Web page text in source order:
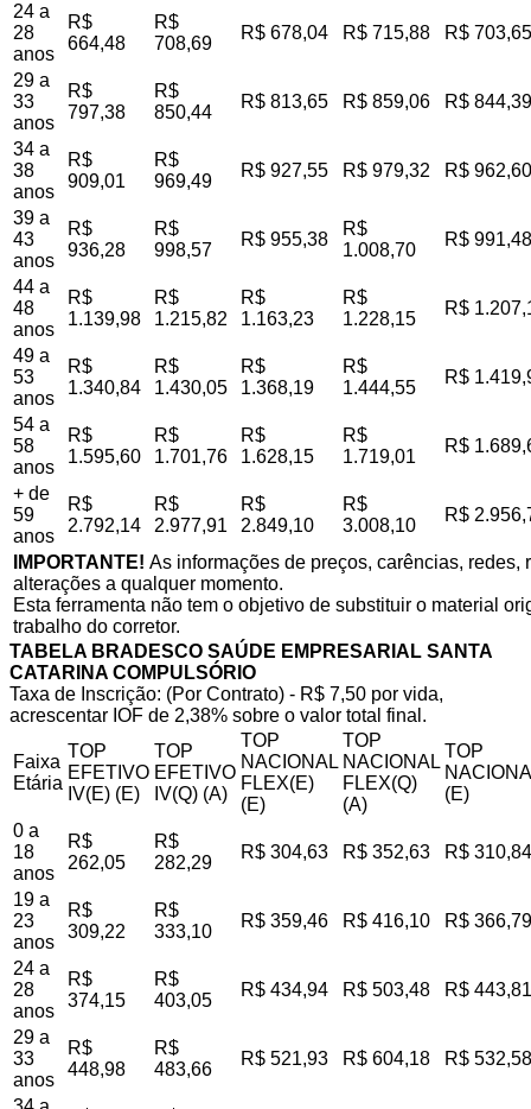
24 a
28
anos
R$
664,48
R$
708,69
R$ 678,04 R$ 715,88 R$ 703,65
29 a
33
anos
R$
797,38
R$
850,44
R$ 813,65 R$ 859,06 R$ 844,39
34 a
38
anos
R$
909,01
R$
969,49
R$ 927,55 R$ 979,32 R$ 962,60
39 a
43
anos
R$
936,28
R$
998,57
R$ 955,38
R$
1.008,70
R$ 991,48
44 a
48
anos
R$
1.139,98
R$
1.215,82
R$
1.163,23
R$
1.228,15
R$
49 a
53
anos
R$
1.340,84
R$
1.430,05
R$
1.368,19
R$
1.444,55
R$
54 a
58
anos
R$
1.595,60
R$
1.701,76
R$
1.628,15
R$
1.719,01
R$
+ de
59
anos
R$
2.792,14
R$
2.977,91
R$
2.849,10
R$
3.008,10
R$
IMPORTANTE! As informações de preços, carências,
alterações a qualquer momento.
Esta ferramenta não tem o objetivo de substituir o material
trabalho do corretor.
TABELA BRADESCO SAÚDE EMPRESARIAL SANTA
CATARINA COMPULSÓRIO
Taxa de Inscrição: (Por Contrato) - R$ 7,50 por vida,
acrescentar IOF de 2,38% sobre o valor total final.
Faixa
Etária
TOP
EFETIVO
IV(E) (E)
TOP
EFETIVO
IV(Q) (A)
TOP
NACIONAL
FLEX(E)
(E)
TOP
NACIONAL
FLEX(Q)
(A)
TOP
(E)
0 a
18
anos
R$
262,05
R$
282,29
R$ 304,63 R$ 352,63 R$ 310,84
19 a
23
anos
R$
309,22
R$
333,10
R$ 359,46 R$ 416,10 R$ 366,79
24 a
28
anos
R$
374,15
R$
403,05
R$ 434,94 R$ 503,48 R$ 443,81
29 a
33
anos
R$
448,98
R$
483,66
R$ 521,93 R$ 604,18 R$ 532,58